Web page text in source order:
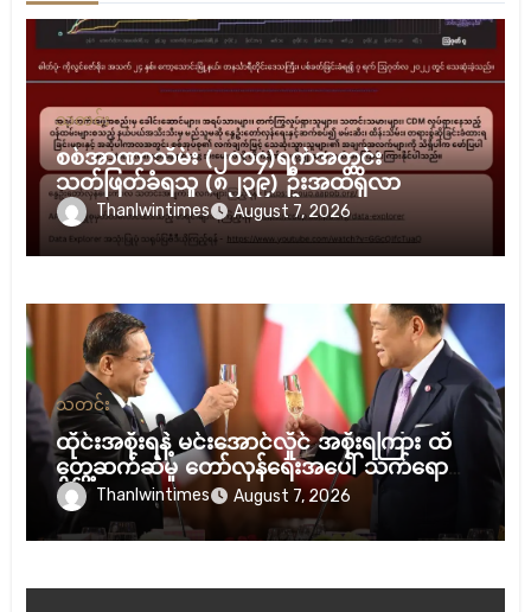
သတင်း
စစ်အာဏာသိမ်း (၂၀၁၄)ရက်အတွင်း
သတ်ဖြတ်ခံရသူ (၈၂၃၉) ဦးအထိရှိလာ
Thanlwintimes August 7, 2026
သတင်း
ထိုင်းအစိုးရနဲ့ မင်းအောင်လှိုင် အစိုးရကြား ထိ
တွေ့ဆက်ဆံမှု တော်လှန်ရေးအပေါ် သက်ရောက်
နိုင်လားThanlwintimes August 7, 2026